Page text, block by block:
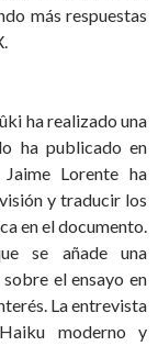
más respuestas
ha realizado una
ha publicado en
Lorente ha
y traducir los
en el documento.
se añade una
el ensayo en
La entrevista
moderno y